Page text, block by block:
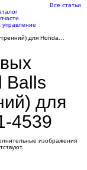
Все статьи
управление
для Honda…
Balls
для
4539
изображения